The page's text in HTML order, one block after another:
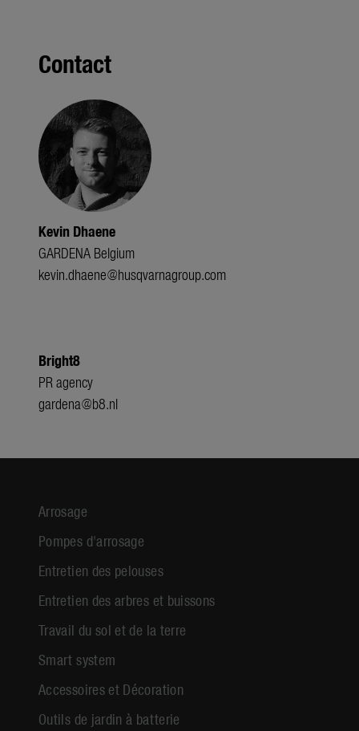
Contact
Kevin Dhaene
GARDENA Belgium
kevin.dhaene@husqvarnagroup.com
Bright8
PR agency
gardena@b8.nl
Arrosage
Pompes d'arrosage
Entretien des pelouses
Entretien des arbres et buissons
Travail du sol et de la terre
Smart system
Accessoires et Décoration
Outils de jardin à batterie